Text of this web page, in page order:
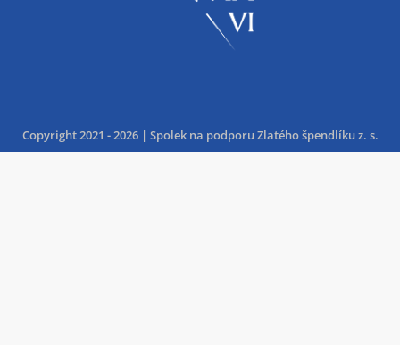
Copyright 2021 - 2026 | Spolek na podporu Zlatého špendlíku z. s.